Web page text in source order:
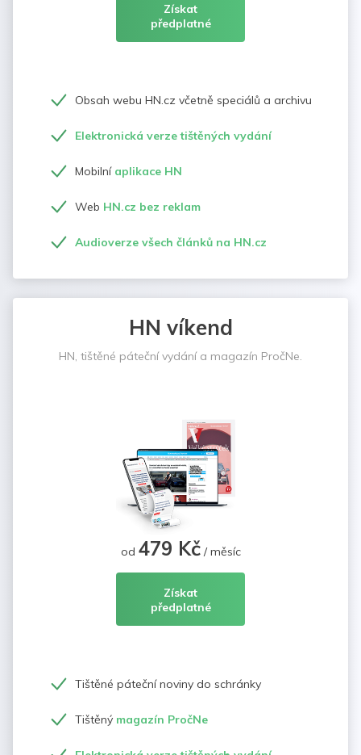
Získat
předplatné
Obsah webu HN.cz včetně speciálů a archivu
Elektronická verze tištěných vydání
Mobilní aplikace HN
Web HN.cz bez reklam
Audioverze všech článků na HN.cz
HN víkend
HN, tištěné páteční vydání a magazín PročNe.
od 479 Kč/ měsíc
Získat
předplatné
Tištěné páteční noviny do schránky
Tištěný magazín PročNe